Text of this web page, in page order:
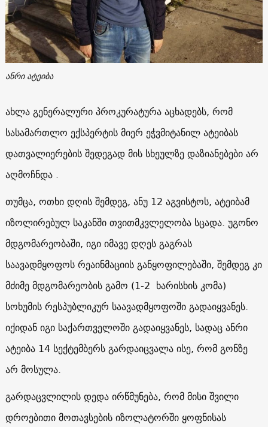
ანრი ატეიბა
ახლა გენერალური პროკურატურა აცხადებს, რომ
სასამართლო ექსპერტის მიერ ეჭვმიტანილ ატეიბას
დათვალიერების შედეგად მის სხეულზე დაზიანებები არ
აღმოჩნდა .
თუმცა, ოთხი დღის შემდეგ, ანუ 12 აგვისტოს, ატეიბამ
იზოლირებულ საკანში თვითმკვლელობა სცადა. უგონო
მდგომარეობაში, იგი იმავე დღეს გაგრას
საავადმყოფოს რეაინმაციის განყოფილებაში, შემდეგ კი
მძიმე მდგომარეობის გამო (1-2 ხარისხის კომა)
სოხუმის რესპუბლიკურ საავადმყოფოში გადაიყვანეს.
იქიდან იგი საქართველოში გადაიყვანეს, სადაც ანრი
ატეიბა 14 სექტემბერს გარდაიცვალა ისე, რომ გონზე
არ მოსულა.
გარდაცვლილის დედა ირწმუნება, რომ მისი შვილი
დროებითი მოთავსების იზოლატორში ყოფნისას